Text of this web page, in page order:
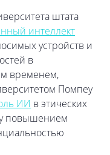
штата
интеллект
устройств и
в
временем,
Помпеу
ИИ в этических
повышением